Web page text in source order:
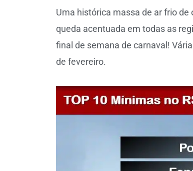
Uma histórica massa de ar frio de
queda acentuada em todas as
final de semana de carnaval!
de fevereiro.